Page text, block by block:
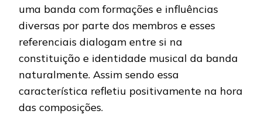
uma banda com formações e influências
diversas por parte dos membros e esses
referenciais dialogam entre si na
constituição e identidade musical da banda
naturalmente. Assim sendo essa
característica refletiu positivamente na hora
das composições.